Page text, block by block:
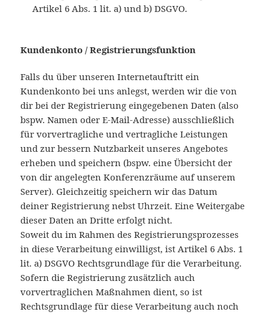
Artikel 6 Abs. 1 lit. a) und b) DSGVO.
Kundenkonto / Registrierungsfunktion
Falls du über unseren Internetauftritt ein
Kundenkonto bei uns anlegst, werden wir die von
dir bei der Registrierung eingegebenen Daten (also
bspw. Namen oder E-Mail-Adresse) ausschließlich
für vorvertragliche und vertragliche Leistungen
und zur bessern Nutzbarkeit unseres Angebotes
erheben und speichern (bspw. eine Übersicht der
von dir angelegten Konferenzräume auf unserem
Server). Gleichzeitig speichern wir das Datum
deiner Registrierung nebst Uhrzeit. Eine Weitergabe
dieser Daten an Dritte erfolgt nicht.
Soweit du im Rahmen des Registrierungsprozesses
in diese Verarbeitung einwilligst, ist Artikel 6 Abs. 1
lit. a) DSGVO Rechtsgrundlage für die Verarbeitung.
Sofern die Registrierung zusätzlich auch
vorvertraglichen Maßnahmen dient, so ist
Rechtsgrundlage für diese Verarbeitung auch noch